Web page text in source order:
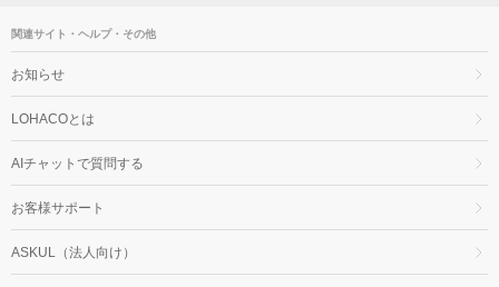
関連サイト・ヘルプ・その他
お知らせ
LOHACOとは
AIチャットで質問する
お客様サポート
ASKUL（法人向け）